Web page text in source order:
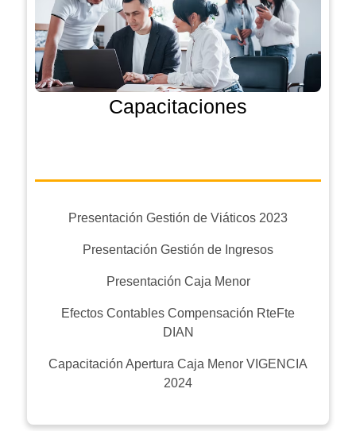
Capacitaciones
Presentación Gestión de Viáticos 2023
Presentación Gestión de Ingresos
Presentación Caja Menor
Efectos Contables Compensación RteFte
DIAN
Capacitación Apertura Caja Menor VIGENCIA
2024